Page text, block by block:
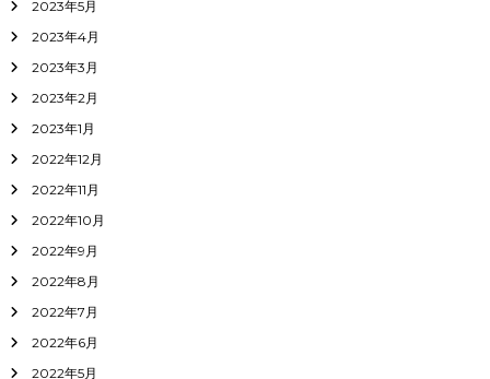
2023年5月
2023年4月
2023年3月
2023年2月
2023年1月
2022年12月
2022年11月
2022年10月
2022年9月
2022年8月
2022年7月
2022年6月
2022年5月